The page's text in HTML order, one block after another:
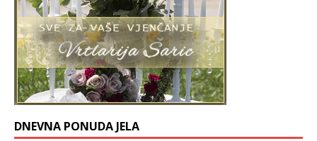
DNEVNA PONUDA JELA